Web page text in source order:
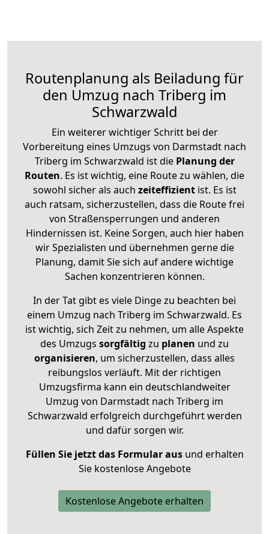
Routenplanung als Beiladung für
den Umzug nach Triberg im
Schwarzwald
Ein weiterer wichtiger Schritt bei der
Vorbereitung eines Umzugs von Darmstadt nach
Triberg im Schwarzwald ist diePlanung der
Routen. Es ist wichtig, eine Route zu wählen, die
sowohl sicher als auch zeiteffizientist. Es ist
auch ratsam, sicherzustellen, dass die Route frei
von Straßensperrungen und anderen
Hindernissen ist. Keine Sorgen, auch hier haben
wir Spezialisten und übernehmen gerne die
Planung, damit Sie sich auf andere wichtige
Sachen konzentrieren können.
In der Tat gibt es viele Dinge zu beachten bei
einem Umzug nach Triberg im Schwarzwald. Es
ist wichtig, sich Zeit zu nehmen, um alle Aspekte
des Umzugs sorgfältig zu planen und zu
organisieren, um sicherzustellen, dass alles
reibungslos verläuft. Mit der richtigen
Umzugsfirma kann ein deutschlandweiter
Umzug von Darmstadt nach Triberg im
Schwarzwald erfolgreich durchgeführt werden
und dafür sorgen wir.
Füllen Sie jetzt das Formular ausund erhalten
Sie kostenlose Angebote
Kostenlose Angebote erhalten